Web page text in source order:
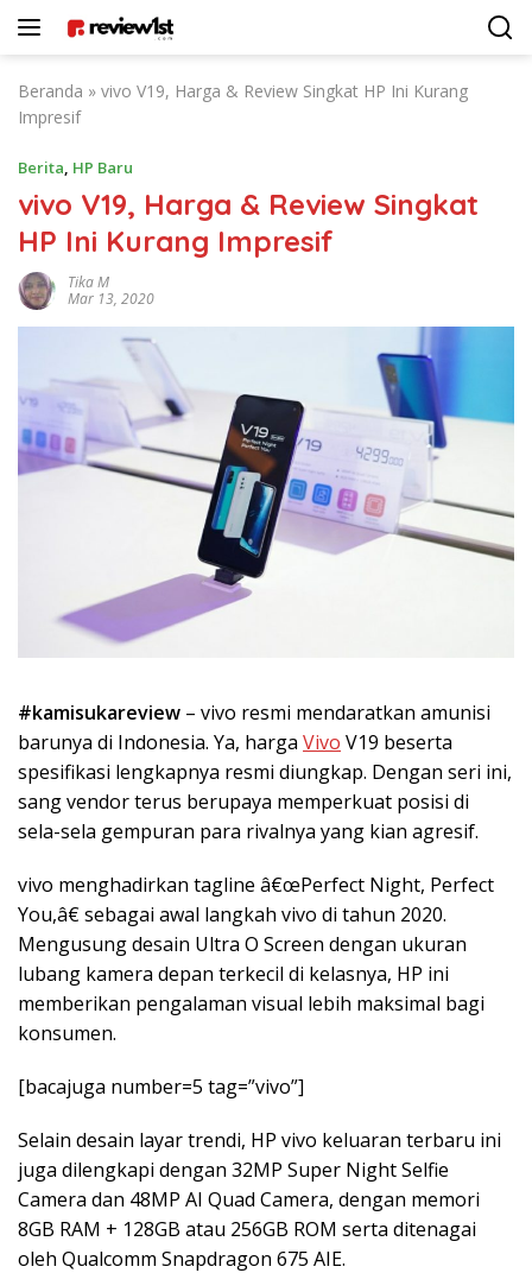
Beranda » vivo V19, Harga & Review Singkat HP Ini Kurang
Impresif
Berita, HP Baru
vivo V19, Harga & Review Singkat
HP Ini Kurang Impresif
Tika M
Mar 13, 2020
#kamisukareview – vivo resmi mendaratkan amunisi
barunya di Indonesia. Ya, harga Vivo V19 beserta
spesifikasi lengkapnya resmi diungkap. Dengan seri ini,
sang vendor terus berupaya memperkuat posisi di
sela-sela gempuran para rivalnya yang kian agresif.
vivo menghadirkan tagline â€œPerfect Night, Perfect
You,â€ sebagai awal langkah vivo di tahun 2020.
Mengusung desain Ultra O Screen dengan ukuran
lubang kamera depan terkecil di kelasnya, HP ini
memberikan pengalaman visual lebih maksimal bagi
konsumen.
[bacajuga number=5 tag=”vivo”]
Selain desain layar trendi, HP vivo keluaran terbaru ini
juga dilengkapi dengan 32MP Super Night Selfie
Camera dan 48MP AI Quad Camera, dengan memori
8GB RAM + 128GB atau 256GB ROM serta ditenagai
oleh Qualcomm Snapdragon 675 AIE.